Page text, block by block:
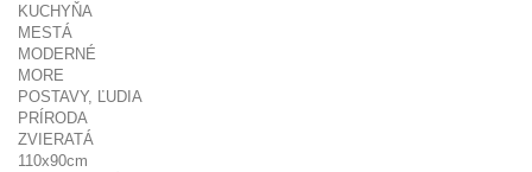
KUCHYŇA
MESTÁ
MODERNÉ
MORE
POSTAVY, ĽUDIA
PRÍRODA
ZVIERATÁ
110x90cm